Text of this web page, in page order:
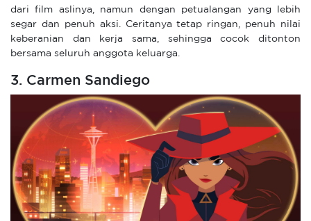
dari film aslinya, namun dengan petualangan yang lebih
segar dan penuh aksi. Ceritanya tetap ringan, penuh nilai
keberanian dan kerja sama, sehingga cocok ditonton
bersama seluruh anggota keluarga.
3. Carmen Sandiego